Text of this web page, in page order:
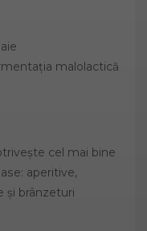
malolactică
cel mai bine
aperitive,
și brânzeturi